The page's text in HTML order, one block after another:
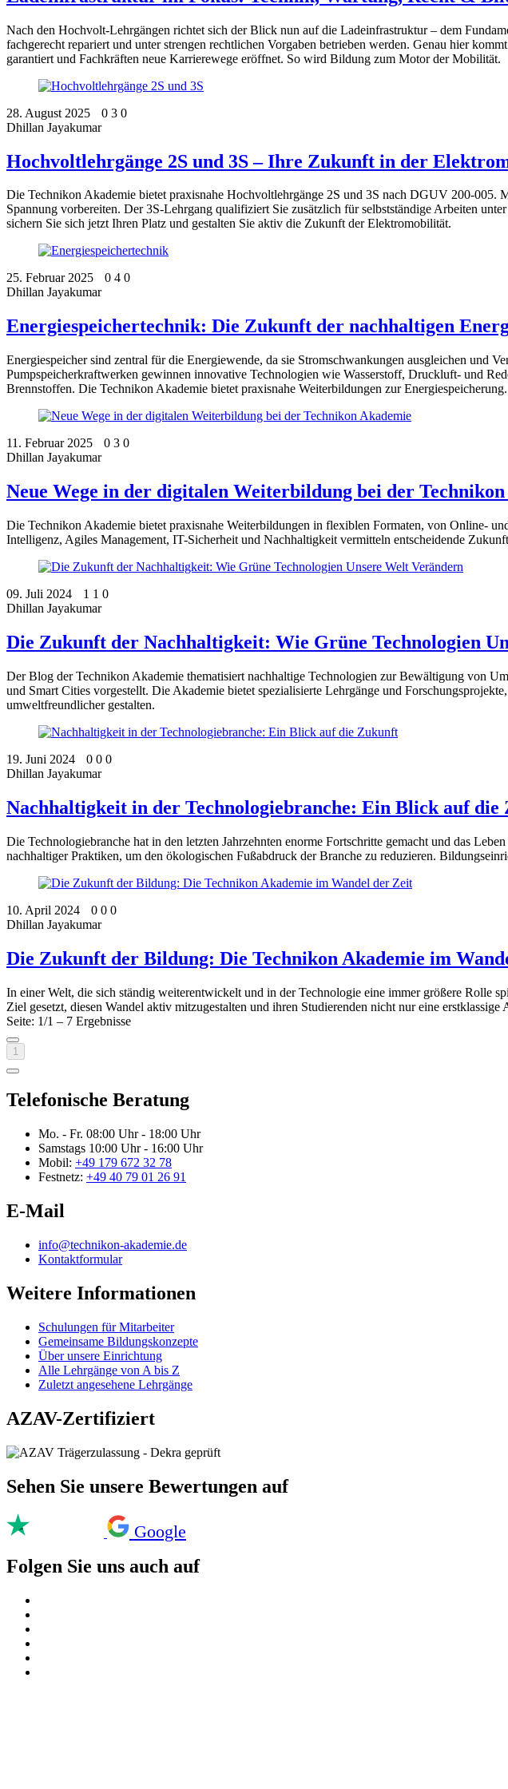
Nach den Hochvolt-Lehrgängen richtet sich der Blick nun auf die Ladeinfrastruktur – dem
fachgerecht repariert und unter strengen rechtlichen Vorgaben betrieben werden. Genau hier
garantiert und Fachkräften neue Karrierewege eröffnet. So wird Bildung zum Motor der Mobilität.
28. August 2025 0 3 0
Dhillan Jayakumar
Hochvoltlehrgänge 2S und 3S – Ihre Zukunft in der
Die Technikon Akademie bietet praxisnahe Hochvoltlehrgänge 2S und 3S nach DGUV 200-
Spannung vorbereiten. Der 3S-Lehrgang qualifiziert Sie zusätzlich für selbstständige Arbeiten
sichern Sie sich jetzt Ihren Platz und gestalten Sie aktiv die Zukunft der Elektromobilität.
25. Februar 2025 0 4 0
Dhillan Jayakumar
Energiespeichertechnik: Die Zukunft der nachhaltigen
Energiespeicher sind zentral für die Energiewende, da sie Stromschwankungen ausgleichen und
Pumpspeicherkraftwerken gewinnen innovative Technologien wie Wasserstoff, Druckluft- und
Brennstoffen. Die Technikon Akademie bietet praxisnahe Weiterbildungen zur Energiespeicherung.
11. Februar 2025 0 3 0
Dhillan Jayakumar
Neue Wege in der digitalen Weiterbildung bei der
Die Technikon Akademie bietet praxisnahe Weiterbildungen in flexiblen Formaten, von Online-
Intelligenz, Agiles Management, IT-Sicherheit und Nachhaltigkeit vermitteln entscheidende
09. Juli 2024 1 1 0
Dhillan Jayakumar
Die Zukunft der Nachhaltigkeit: Wie Grüne Technologien
Der Blog der Technikon Akademie thematisiert nachhaltige Technologien zur Bewältigung von
und Smart Cities vorgestellt. Die Akademie bietet spezialisierte Lehrgänge und
umweltfreundlicher gestalten.
19. Juni 2024 0 0 0
Dhillan Jayakumar
Nachhaltigkeit in der Technologiebranche: Ein Blick auf die
Die Technologiebranche hat in den letzten Jahrzehnten enorme Fortschritte gemacht und das
nachhaltiger Praktiken, um den ökologischen Fußabdruck der Branche zu reduzieren.
10. April 2024 0 0 0
Dhillan Jayakumar
Die Zukunft der Bildung: Die Technikon Akademie im
In einer Welt, die sich ständig weiterentwickelt und in der Technologie eine immer größere Rolle
Ziel gesetzt, diesen Wandel aktiv mitzugestalten und ihren Studierenden nicht nur eine
Seite: 1/1 – 7 Ergebnisse
1
Telefonische Beratung
Mo. - Fr. 08:00 Uhr - 18:00 Uhr
Samstags 10:00 Uhr - 16:00 Uhr
Mobil: +49 179 672 32 78
Festnetz: +49 40 79 01 26 91
E-Mail
info@technikon-akademie.de
Kontaktformular
Weitere Informationen
Schulungen für Mitarbeiter
Gemeinsame Bildungskonzepte
Über unsere Einrichtung
Alle Lehrgänge von A bis Z
Zuletzt angesehene Lehrgänge
AZAV-Zertifiziert
Sehen Sie unsere Bewertungen auf
Google
Folgen Sie uns auch auf